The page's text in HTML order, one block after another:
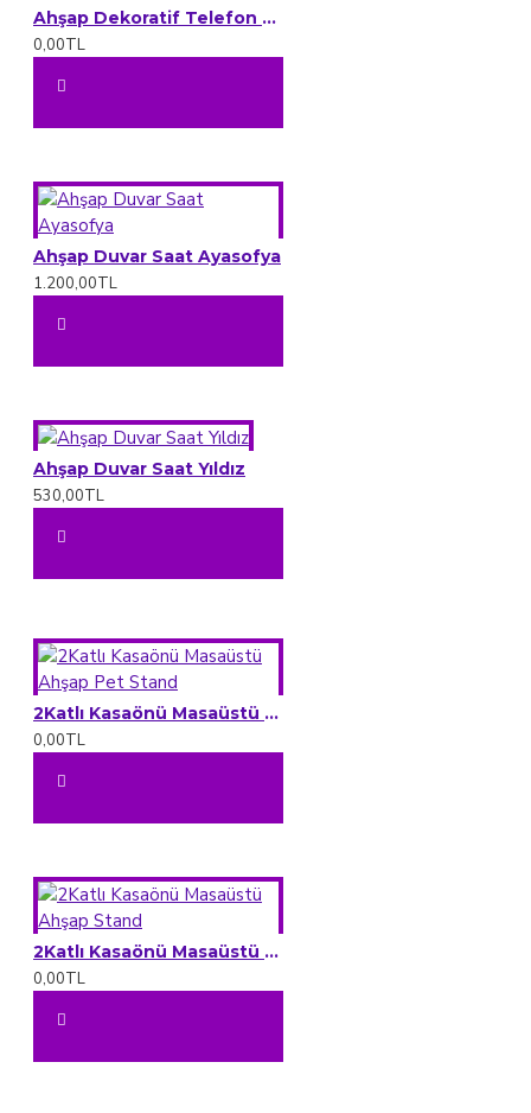
Ahşap Dekoratif Telefon tutucu stand
0,00TL
Ahşap Duvar Saat Ayasofya
1.200,00TL
Ahşap Duvar Saat Yıldız
530,00TL
2Katlı Kasaönü Masaüstü Ahşap Pet Stand
0,00TL
2Katlı Kasaönü Masaüstü Ahşap Stand
0,00TL